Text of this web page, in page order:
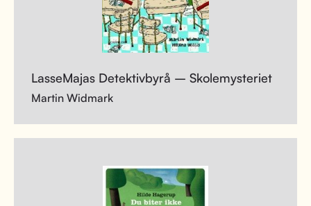
LasseMajas Detektivbyrå – Skolemysteriet
Martin Widmark